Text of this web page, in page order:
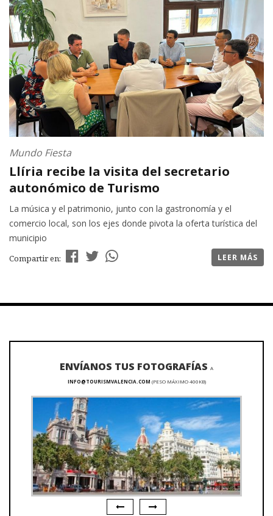
Mundo Fiesta
Llíria recibe la visita del secretario
autonómico de Turismo
La música y el patrimonio, junto con la gastronomía y el
comercio local, son los ejes donde pivota la oferta turística del
municipio
Compartir en: LEER MÁS
ENVÍANOS TUS FOTOGRAFÍAS A
INFO@TOURISMVALENCIA.COM (PESO MÁXIMO 400KB)